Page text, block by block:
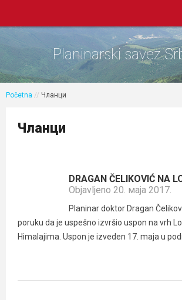
Planinarski savez
Početna // Чланци
Чланци
DRAGAN ČELIKOVIĆ NA
Objavljeno 20. маја 2017.
Planinar doktor Dragan
poruku da je uspešno izvršio uspon na vrh
Himalajima. Uspon je izveden 17. maja u